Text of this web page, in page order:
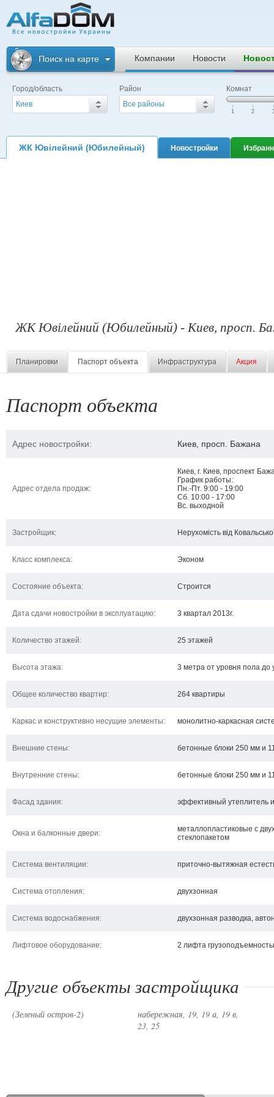
новостройки
Украины
Поиск на карте Компании Новости
Город/область
Киев
Район
Все районы
Комнат
|
1
|
2
|
ЖК Ювілейний (Юбилейный) Новостройки
ЖК Ювілейний (Юбилейный) - Киев, просп.
Планировки Паспорт объекта Инфраструктура Акция
Паспорт объекта
Адрес новостройки: Киев, просп. Бажана
Адрес отдела продаж:
Киев, г. Киев, проспект
График работы:
Пн.-Пт. 9:00 - 19:00
Сб. 10:00 - 17:00
Вс. выходной
Застройщик: Нерухомість від
Класс комплекса: Эконом
Состояние объекта: Строится
Дата сдачи новостройки в эксплуатацию: 3 квартал 2013г.
Количество этажей: 25 этажей
Высота этажа: 3 метра от уровня пола
Общее количество квартир: 264 квартиры
Каркас и конструктивно несущие элементы: монолитно-каркасная
Внешние стены: бетонные блоки 250 мм и
Внутренние стены: бетонные блоки 250 мм и
Фасад здания: эффективный утеплитель
Окна и балконные двери:
металлопластиковые с
стеклопакетом
Система вентиляции: приточно-вытяжная
Система отопления: двухзонная
Система водоснабжения: двухзонная разводка,
Лифтовое оборудование: 2 лифта
Другие объекты застройщика
(Зеленый остров-2)
Киев,
набережная, 19, 19 а, 19 в,
23, 25
ул. Днепровская